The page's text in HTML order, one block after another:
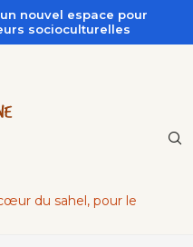
nouvel espace pour
socioculturelles
du sahel, pour le